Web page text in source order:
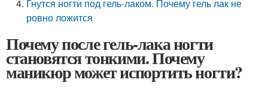
Гнутся ногти под гель-лаком. Почему гель лак не
ровно ложится
Почему после гель-лака ногти
становятся тонкими. Почему
маникюр может испортить ногти?